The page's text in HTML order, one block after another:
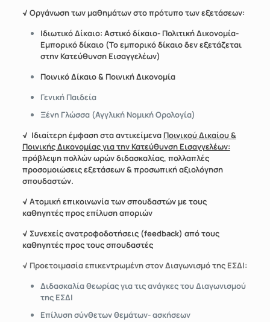
√ Οργάνωση των μαθημάτων στο πρότυπο των εξετάσεων:
Ιδιωτικό Δίκαιο: Αστικό δίκαιο- Πολιτική Δικονομία-
Εμπορικό δίκαιο (Το εμπορικό δίκαιο δεν εξετάζεται
στην Κατεύθυνση Εισαγγελέων)
Ποινικό Δίκαιο & Ποινική Δικονομία
Γενική Παιδεία
Ξένη Γλώσσα (Αγγλική Νομική Ορολογία)
√ Ιδιαίτερη έμφαση στα αντικείμενα Ποινικού Δικαίου &
Ποινικής Δικονομίας για την Κατεύθυνση Εισαγγελέων:
πρόβλεψη πολλών ωρών διδασκαλίας, πολλαπλές
προσομοιώσεις εξετάσεων & προσωπική αξιολόγηση
σπουδαστών.
√ Ατομική επικοινωνία των σπουδαστών με τους
καθηγητές προς επίλυση αποριών
√ Συνεχείς ανατροφοδοτήσεις (feedback) από τους
καθηγητές προς τους σπουδαστές
√ Προετοιμασία επικεντρωμένη στον Διαγωνισμό της ΕΣΔΙ:
Διδασκαλία θεωρίαςγια τις ανάγκες του Διαγωνισμού
της ΕΣΔΙ
Επίλυση σύνθετων θεμάτων- ασκήσεων